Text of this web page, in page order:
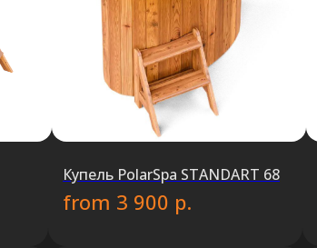
Купель PolarSpa STANDART 68
from 3 900 р.